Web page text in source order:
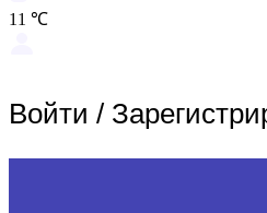
11 ℃
Войти /